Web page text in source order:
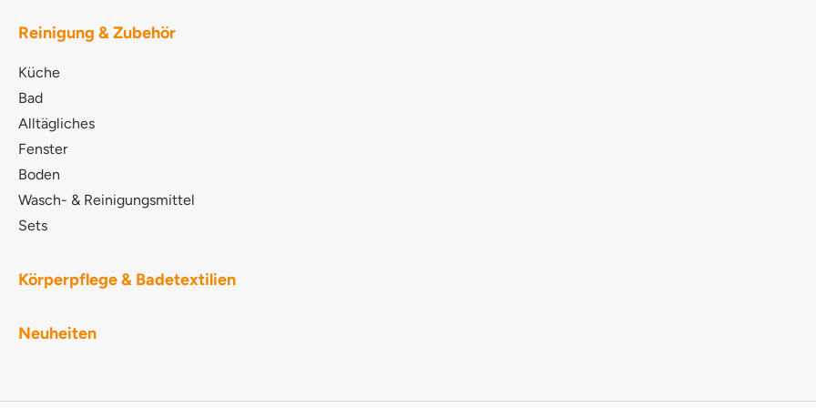
POLYGLUCOSE PARFUM Ätherische Öle
Methoxymethylbutanol POTASSIUM COCOATE
LACTIC ACID SODIUM HYDROXIDE LINALOOL
D,L-alpha-Pinen MYRISTYL ALCOHOL NATRIUM-
Reinigung & Zubehör
Küche
Bad
Alltägliches
Fenster
Boden
Wasch- & Reinigungsmittel
Sets
Körperpflege & Badetextilien
Neuheiten